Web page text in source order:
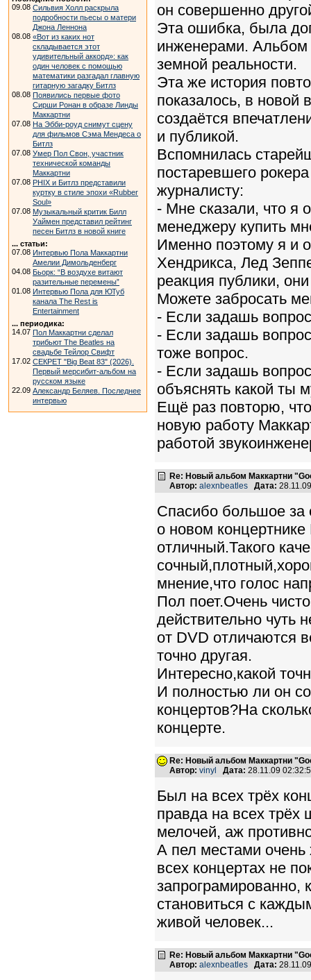
09.08 Сильвия Холл раскрыла
подробности пьесы о матери
Джона Леннона
08.08 «Вот из каких нот
складывается этот
удивительный аккорд»: как
один человек с помощью
математики разгадал главную
гитарную загадку Битлз
08.08 Появились первые фото
Сирши Ронан в образе Линды
Маккартни
07.08 На Эбби-роуд снимут сцену
для фильмов Сэма Мендеса о
Битлз
07.08 Умер Пол Свон, участник
технической команды
Маккартни
07.08 PHIX и Битлз представили
куртку в стиле эпохи «Rubber
Soul»
07.08 Музыкальный критик Билл
Уаймен представил рейтинг
песен Битлз в новой книге
... статьи:
07.08 Интервью Пола Маккартни
Амелии Димольденберг
04.08 Бьорк: “В воздухе витают
разительные перемены”
01.08 Интервью Пола для ЮТуб
канала The Rest is
Entertainment
... периодика:
14.07 Пол Маккартни сделал
трибьют The Beatles на
свадьбе Тейлор Свифт
17.02 СЕКРЕТ "Big Beat 83" (2026).
Первый мерсибит-альбом на
русском языке
22.09 Александр Беляев. Последнее
интервью
он совершенно
Эта ошибка, была
инженерами. Альбом
земной реальности.
Эта же история
показалось, в новой
создаётся
и публикой.
Вспомнилась
постаревшего
журналисту:
- Мне сказали, что я
менеджеру купить
Именно поэтому я
Хендрикса, Лед
реакция публики,
Можете забросать
- Если задашь
- Если задашь
тоже вопрос.
- Если задашь
объяснять какой ты
Ещё раз повторю,
новую работу
работой
Re: Новый альбом Маккартни
Автор: alexnbeatles Дата:
Спасибо большое за
о новом
отличный.Такого
мнение,что голос
Пол поет.Очень
действительно чуть
от DVD отличаются
точно другая.
Интересно,какой
И полностью ли он
концертов?На
концерте.
Re: Новый альбом Маккартни
Автор: vinyl Дата: 28.11.09
Был на всех трёх
правда на всех трёх
мелочей, аж
А пел местами очень
всех концертах не
запрограмированно,
становиться с
живой человек...
Re: Новый альбом Маккартни
Автор: alexnbeatles Дата: